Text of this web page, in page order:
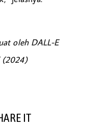
oleh DALL-E
(2024)
IT